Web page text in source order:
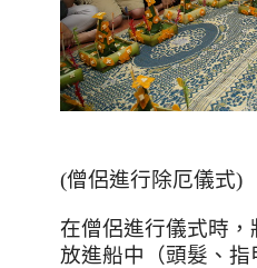
(僧侶進行除厄儀式)
在僧侶進行儀式時
放進船中（頭髮、